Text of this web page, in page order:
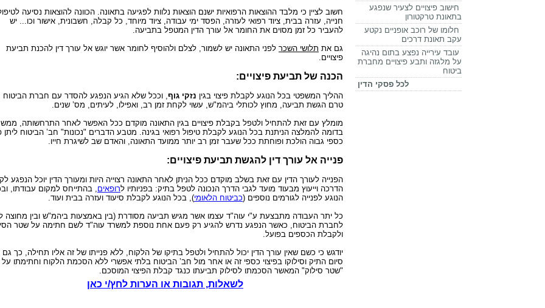
חשוב לציין כי מלבד ההוצאות הרפואיות ישנם הוצאות נלוות לפגיעה בתאונה. הכוונה להוצאות נסיעה
חנייה, עזרה בבית, ציוד רפואי לעזרה, הפסד ימי עבודה, ציוד מיוחד, כל קבלה, חשבונית, אישור וכו... יש
להעביר כל זמן מסוים את החומר אל עורך הדין המטפל בתביעה.
גם את תלושי השכר לפני התאונה יש לשמור, לצלם ולהוסיף לחומר אשר יוגש אל עורך דין להכנת תביעת
פיצויים.
הכנה של תביעת פיצויים:
ההליך המשפטי בכל הנוגע לקבלת פיצוי בגין נזקי גוף, וככל שלא הגיע הנפגע להסדר עם חברת הביטוח
טרם הגשת תביעה, מחוץ לכותלי ביהמ"ש, עשוי לקחת זמן רב, ואפילו, לעיתים, מס’ שנים.
מומלץ עם זאת להתחיל ולטפל בקבלת פיצויים בגין התאונה מוקדם ככל האפשר לאחר התרחשותה, ממש
בדומה להמלצה הניתנת בכל הנוגע לקבלת טיפול רפואי בגינה. מטבע הדברים "נכונות" חב’ הביטוח ליתן
כספי גבוה הולכת ופוחתת ככל שעבר זמן רב יותר ממועד התאונה, והאדם שב לשיגרת חייו.
פנייה אל עורך דין להגשת תביעת פיצויים:
הפנייה לעורך הדין עם זאת בשלב מוקדם ככל הניתן לאחר התאונה רצוייה היות ומעורך הדין יוכל הנפגע
הדרכה וייעוץ מבעוד מועד לגבי הדרך הנכונה לטפל בתיק: בפניותיו לרופאים, בהתייחס למקום עבודתו,
הנוגע לפנייה לגורמים נוספים (כביטוח הלאומי), בכל הנוגע לקבלת סיעוד ועזרה בבית ועוד.
כל יתר העבודה מתבצעת ע"י עוה"ד עצמו אשר מגיש תביעה מסודרת (בין באמצעות ביהמ"ש ובין מחוצה
לחברת הביטוח, כאשר הנפגע נדרש להגיע רק פעם אחת נוספת למשרד עוה"ד לשם חתימה על שטר
ולקבלת הכספים בפועל.
יודגש כי כשם שאין עורך הדין יכול להתחיל ולטפל בתיקו של הלקוח, ללא פנייתו של זה אליו תחילה, כך גם
סיום התיק וסילוקו בפיצוי כספי זה או אחר מול חב’ הביטוח בלתי אפשרי ללא הסכמת הלקוח וחתימתו על
"שטר סילוק" המאשר הסכמתו לסילוק תביעתו כנגד קבלת הפיצוי המוסכם.
לשאלות, תגובות או הערות לחץ/י כאן
חישוב פיצויים לצעיר שנפגע
בתאונת טרקטורון
חלומו של רוכב אופניים נקטע
עקב תאונת דרכים
עובד עירייה נפצע בתום נהיגה
על מלגזה ותבע פיצויים מחברת
ביטוח
לכל פסקי הדין